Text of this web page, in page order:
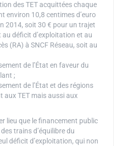
des TET acquittées chaque
environ 10,8 centimes d’euro
2014, soit 30 € pour un trajet
déficit d’exploitation et au
(RA) à SNCF Réseau, soit au
de l’État en faveur du
;
de l’État et des régions
aux TET mais aussi aux
lieu que le financement public
trains d’équilibre du
déficit d’exploitation, qui non